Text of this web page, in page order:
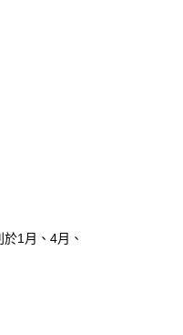
1月、4月、